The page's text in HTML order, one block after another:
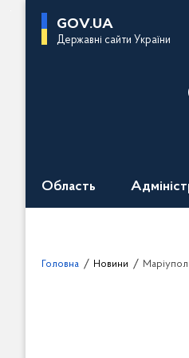
GOV.UA
Державні сайти України
Область
Головна Новини